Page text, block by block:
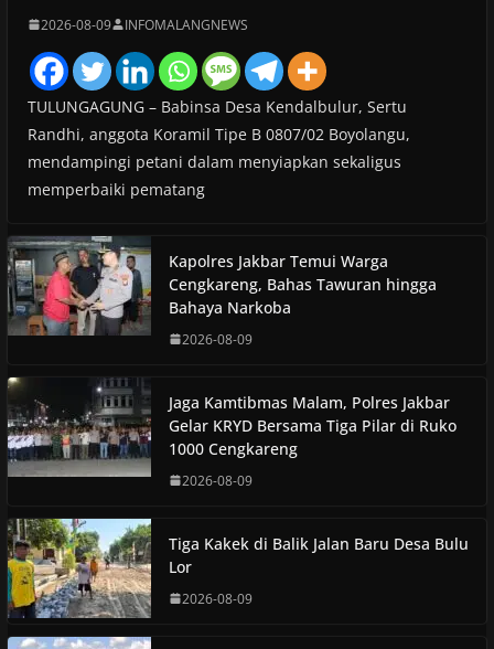
2026-08-09 INFOMALANGNEWS
TULUNGAGUNG – Babinsa Desa Kendalbulur, Sertu
Randhi, anggota Koramil Tipe B 0807/02 Boyolangu,
mendampingi petani dalam menyiapkan sekaligus
memperbaiki pematang
Kapolres Jakbar Temui Warga
Cengkareng, Bahas Tawuran hingga
Bahaya Narkoba
2026-08-09
Jaga Kamtibmas Malam, Polres Jakbar
Gelar KRYD Bersama Tiga Pilar di Ruko
1000 Cengkareng
2026-08-09
Tiga Kakek di Balik Jalan Baru Desa Bulu
Lor
2026-08-09